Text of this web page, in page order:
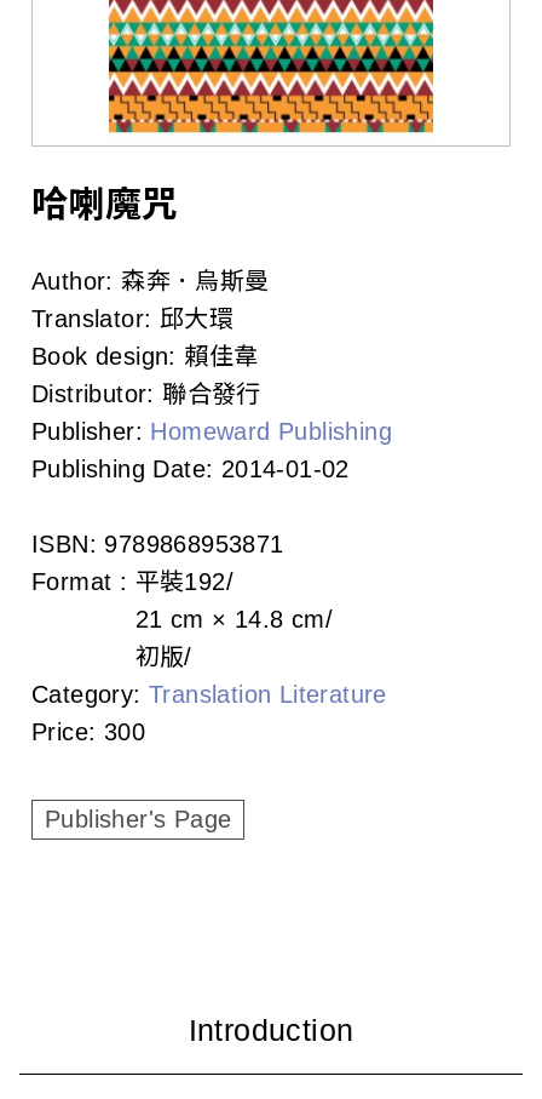
h
e
s
A
s
s
c
t
a
哈喇魔咒
Author:森奔．烏斯曼
Translator: 邱大環
Book design: 賴佳韋
Distributor: 聯合發行
Publisher: Homeward Publishing
Publishing Date: 2014-01-02
ISBN: 9789868953871
Format : 平裝192
21 cm × 14.8 cm
初版
Category: Translation Literature
Price: 300
Publisher's Page